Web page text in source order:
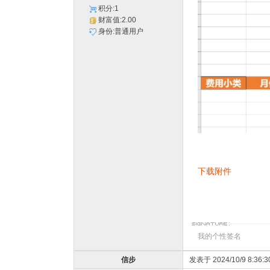
积分:1
财富值:2.00
身份:普通用户
下载附件
我的个性签名
信步 发表于 2024/10/9